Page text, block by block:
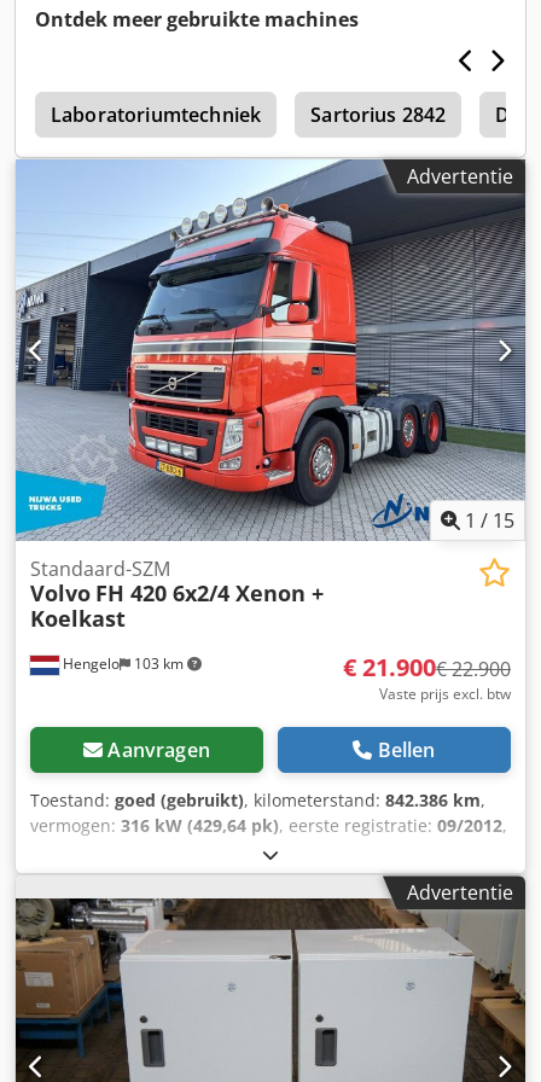
Ontdek meer gebruikte machines
Laboratoriumtechniek Sartorius 2842
Advertentie
1 / 15
Hengelo 103 km
Standaard-SZM
Volvo FH 420 6x2/4 Xenon +
Koelkast
€ 21.900€ 22.900
Vaste prijs excl. btw
Aanvragen Bellen
Toestand: goed (gebruikt), kilometerstand: 842.386 km,
vermogen: 316 kW (429,64 pk), eerste registratie: 09/2012,
, bandenmaten:
asconfiguratie:6x2, wielbasis:4.100 mm, brandstof:
diesel, remmen:motorrem, kleur:oranje,
bestuurderscabine:slaapcabine, soort overbrenging:
automatisch, aantal versnellingen:12, emissieklasse:Euro
5, ophanging: staal-lucht 6.480 mm
, totale
breedte:2.550 mm
, toegestane
aslast (as 1): 8.000 kg , toegestane aslast (as 2): 7.500 kg,
toegestane aslast (as 3):
, Bouwjaar:
Advertentie